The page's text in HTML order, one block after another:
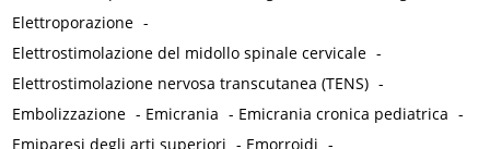
Elettroporazione -
Elettrostimolazione del midollo spinale cervicale -
Elettrostimolazione nervosa transcutanea (TENS) -
Embolizzazione - Emicrania - Emicrania cronica pediatrica -
Emiparesi degli arti superiori - Emorroidi -